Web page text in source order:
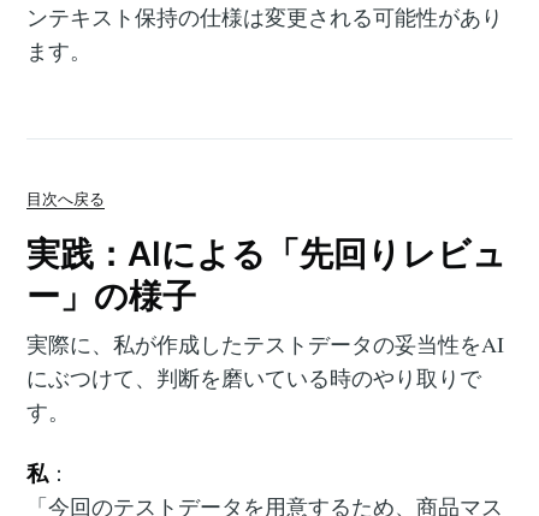
ンテキスト保持の仕様は変更される可能性があり
ます。
目次へ戻る
実践：AIによる「先回りレビュ
ー」の様子
実際に、私が作成したテストデータの妥当性をAI
にぶつけて、判断を磨いている時のやり取りで
す。
私：
「今回のテストデータを用意するため、商品マス